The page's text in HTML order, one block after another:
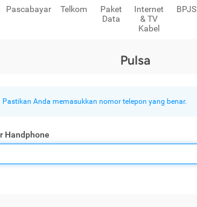
Pascabayar Telkom
Paket
Data
Internet
& TV
Kabel
BPJS
Pulsa
Pastikan Anda memasukkan nomor telepon yang benar.
Handphone